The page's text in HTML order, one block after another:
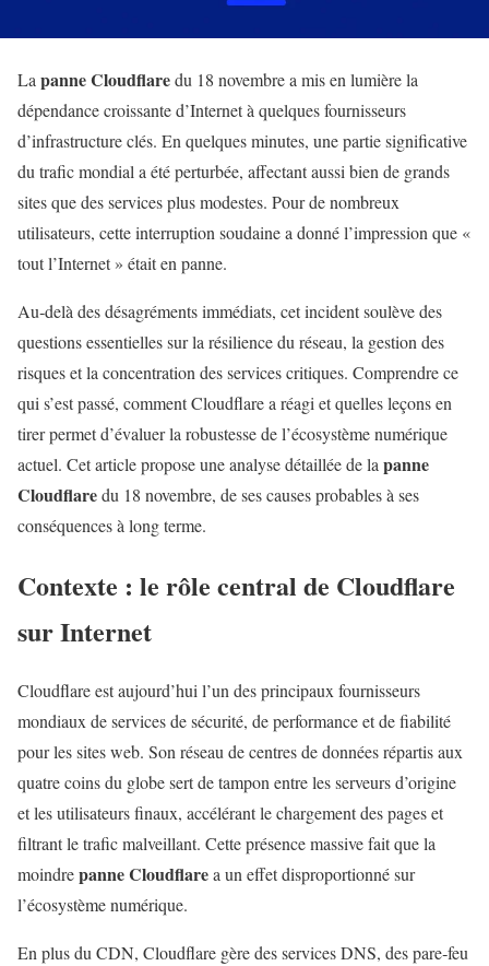
La panne Cloudflaredu 18 novembre a mis en lumière la
dépendance croissante d’Internet à quelques fournisseurs
d’infrastructure clés. En quelques minutes, une partie significative
du trafic mondial a été perturbée, affectant aussi bien de grands
sites que des services plus modestes. Pour de nombreux
utilisateurs, cette interruption soudaine a donné l’impression que «
tout l’Internet » était en panne.
Au‑delà des désagréments immédiats, cet incident soulève des
questions essentielles sur la résilience du réseau, la gestion des
risques et la concentration des services critiques. Comprendre ce
qui s’est passé, comment Cloudflare a réagi et quelles leçons en
tirer permet d’évaluer la robustesse de l’écosystème numérique
actuel. Cet article propose une analyse détaillée de la panne
Cloudflaredu 18 novembre, de ses causes probables à ses
conséquences à long terme.
Contexte : le rôle central de Cloudflare
sur Internet
Cloudflare est aujourd’hui l’un des principaux fournisseurs
mondiaux de services de sécurité, de performance et de fiabilité
pour les sites web. Son réseau de centres de données répartis aux
quatre coins du globe sert de tampon entre les serveurs d’origine
et les utilisateurs finaux, accélérant le chargement des pages et
filtrant le trafic malveillant. Cette présence massive fait que la
moindrepanne Cloudflarea un effet disproportionné sur
l’écosystème numérique.
En plus du CDN, Cloudflare gère des services DNS, des pare‑feu